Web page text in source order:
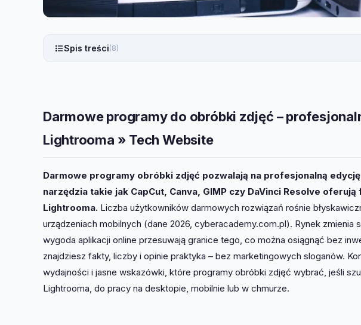
Spis treści(8)
Darmowe programy do obróbki zdjęć –
Lightrooma » Tech Website
Darmowe programy obróbki zdjęć pozwalają na profesjonalną
narzędzia takie jak CapCut, Canva, GIMP czy DaVinci Resolve
Lightrooma. Liczba użytkowników darmowych rozwiązań rośnie
urządzeniach mobilnych (dane 2026, cyberacademy.com.pl). Rynek zmienia
wygoda aplikacji online przesuwają granice tego, co można osiągnąć bez
znajdziesz fakty, liczby i opinie praktyka – bez marketingowych sloganów.
wydajności i jasne wskazówki, które programy obróbki zdjęć wybrać, jeśli
Lightrooma, do pracy na desktopie, mobilnie lub w chmurze.